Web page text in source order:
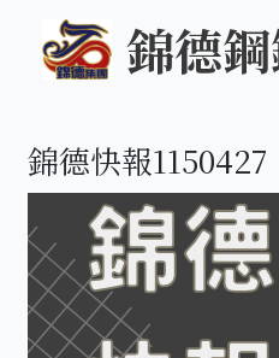
錦德
錦德快報1150427